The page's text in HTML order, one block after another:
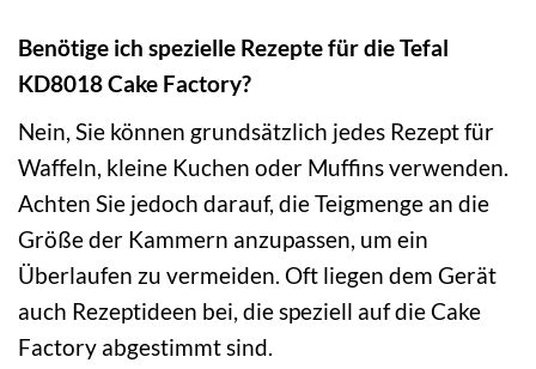
Benötige ich spezielle Rezepte für die Tefal
KD8018 Cake Factory?
Nein, Sie können grundsätzlich jedes Rezept für
Waffeln, kleine Kuchen oder Muffins verwenden.
Achten Sie jedoch darauf, die Teigmenge an die
Größe der Kammern anzupassen, um ein
Überlaufen zu vermeiden. Oft liegen dem Gerät
auch Rezeptideen bei, die speziell auf die Cake
Factory abgestimmt sind.